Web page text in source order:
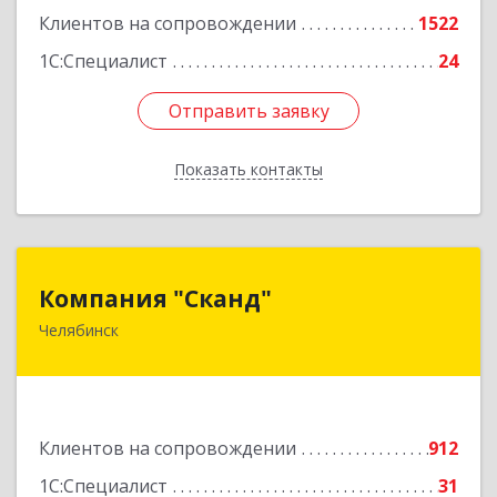
Клиентов на сопровождении
1522
1С:Специалист
24
Отправить заявку
Показать контакты
Отправить заявку
Назад
Компания "Сканд"
Челябинск
Клиентов на сопровождении
912
1С:Специалист
31